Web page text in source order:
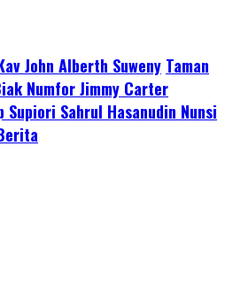
John Alberth Suweny Taman
Numfor Jimmy Carter
Supiori Sahrul Hasanudin Nunsi